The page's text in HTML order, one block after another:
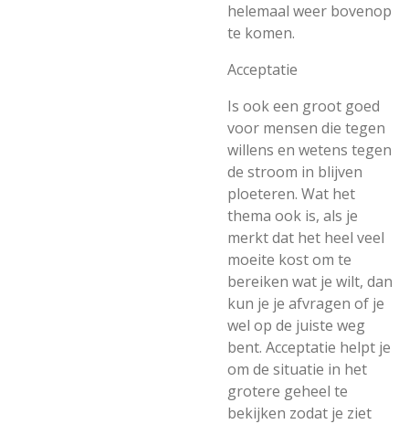
helemaal weer bovenop
te komen.
Acceptatie
Is ook een groot goed
voor mensen die tegen
willens en wetens tegen
de stroom in blijven
ploeteren. Wat het
thema ook is, als je
merkt dat het heel veel
moeite kost om te
bereiken wat je wilt, dan
kun je je afvragen of je
wel op de juiste weg
bent. Acceptatie helpt je
om de situatie in het
grotere geheel te
bekijken zodat je ziet